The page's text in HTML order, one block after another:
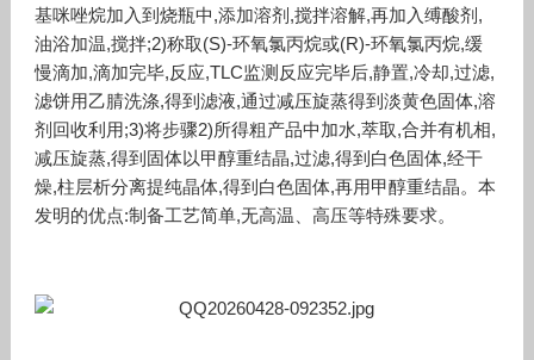
基咪唑烷加入到烧瓶中,添加溶剂,搅拌溶解,再加入缚酸剂,
油浴加温,搅拌;2)称取(S)-环氧氯丙烷或(R)-环氧氯丙烷,缓
慢滴加,滴加完毕,反应,TLC监测反应完毕后,静置,冷却,过滤,
滤饼用乙腈洗涤,得到滤液,通过减压旋蒸得到淡黄色固体,溶
剂回收利用;3)将步骤2)所得粗产品中加水,萃取,合并有机相,
减压旋蒸,得到固体以甲醇重结晶,过滤,得到白色固体,经干
燥,柱层析分离提纯晶体,得到白色固体,再用甲醇重结晶。本
发明的优点:制备工艺简单,无高温、高压等特殊要求。